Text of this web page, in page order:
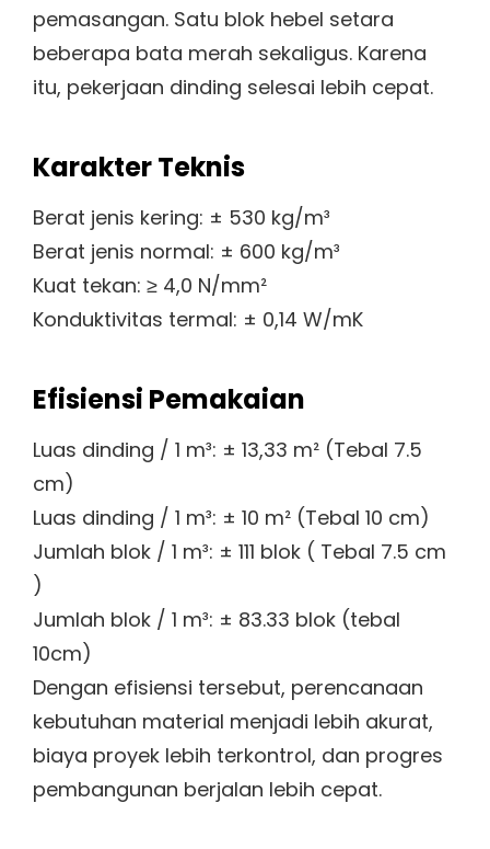
pemasangan. Satu blok hebel setara
beberapa bata merah sekaligus. Karena
itu, pekerjaan dinding selesai lebih cepat.
Karakter Teknis
Berat jenis kering: ± 530 kg/m³
Berat jenis normal: ± 600 kg/m³
Kuat tekan: ≥ 4,0 N/mm²
Konduktivitas termal: ± 0,14 W/mK
Efisiensi Pemakaian
Luas dinding / 1 m³: ± 13,33 m² (Tebal 7.5
cm)
Luas dinding / 1 m³: ± 10 m² (Tebal 10 cm)
Jumlah blok / 1 m³: ± 111 blok ( Tebal 7.5 cm
)
Jumlah blok / 1 m³: ± 83.33 blok (tebal
10cm)
Dengan efisiensi tersebut, perencanaan
kebutuhan material menjadi lebih akurat,
biaya proyek lebih terkontrol, dan progres
pembangunan berjalan lebih cepat.